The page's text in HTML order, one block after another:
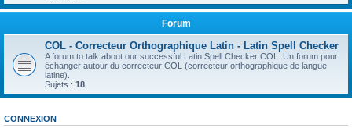
Forum
COL - Correcteur Orthographique Latin - Latin Spell Checker
A forum to talk about our successful Latin Spell Checker COL. Un forum pour
échanger autour du correcteur COL (correcteur orthographique de langue
latine).
Sujets : 18
CONNEXION